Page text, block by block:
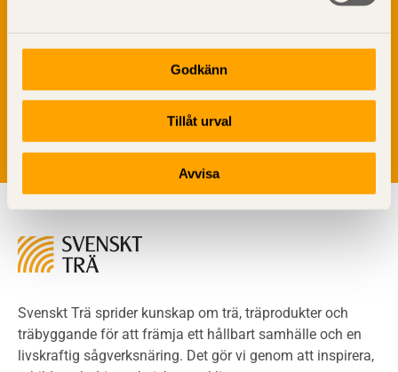
Godkänn
Tillåt urval
Avvisa
Brandklasser för material och konstruktioner
Träytors brandegenskaper
Tekniska byten med sprinkler
Riskvärdering i flervåningsbostadshus
Brandstandarder
Brandstatistik för flervåningsträhus
Kontroll av utförande
Miljöeffekter
LCA
Miljödeklarationer och märkning
Termer och förkortningar
Planering
Vi värnar om personlig integritet vilket innebär att dina
Genom att klicka på skicka lämnar du ditt samtycke.
Svenskt Trä sprider kunskap om trä, träprodukter och
träbyggande för att främja ett hållbart samhälle och en
livskraftig sågverksnäring. Det gör vi genom att inspirera,